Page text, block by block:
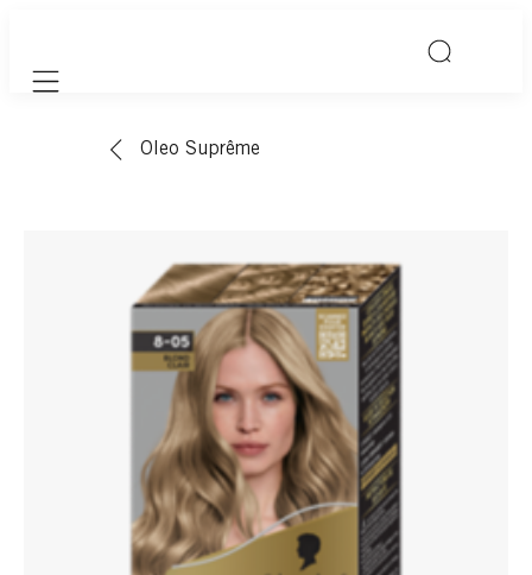
Mobile navigation
Oleo Suprême